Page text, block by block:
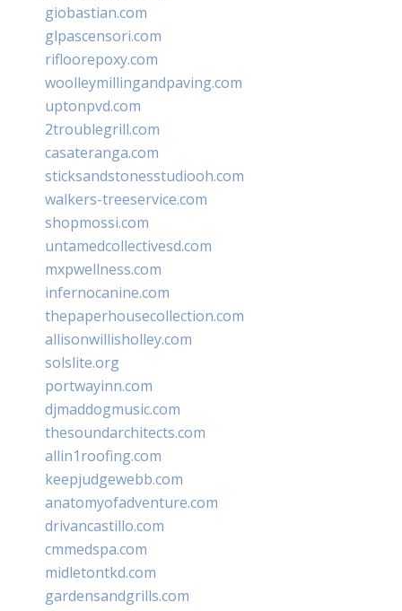
giobastian.com
glpascensori.com
rifloorepoxy.com
woolleymillingandpaving.com
uptonpvd.com
2troublegrill.com
casateranga.com
sticksandstonesstudiooh.com
walkers-treeservice.com
shopmossi.com
untamedcollectivesd.com
mxpwellness.com
infernocanine.com
thepaperhousecollection.com
allisonwillisholley.com
solslite.org
portwayinn.com
djmaddogmusic.com
thesoundarchitects.com
allin1roofing.com
keepjudgewebb.com
anatomyofadventure.com
drivancastillo.com
cmmedspa.com
midletontkd.com
gardensandgrills.com